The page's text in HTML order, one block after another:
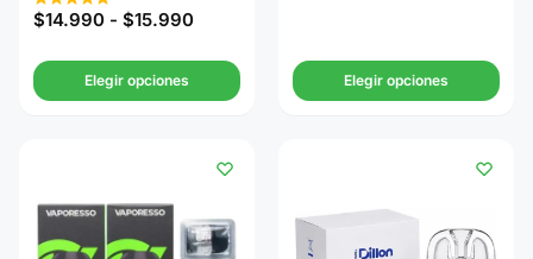
$14.990 - $15.990
Elegir opciones Elegir opciones